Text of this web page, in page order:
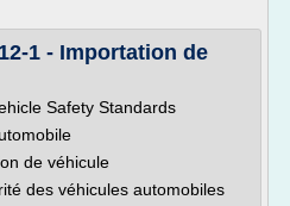
1 - Importation de
Safety Standards
de véhicule
des véhicules automobiles